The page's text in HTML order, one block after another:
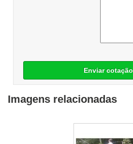
Enviar cotação
Imagens relacionadas